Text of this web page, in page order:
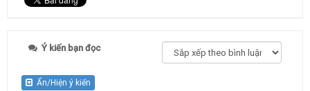
Ý kiến bạn đọc
Ẩn/Hiện ý kiến